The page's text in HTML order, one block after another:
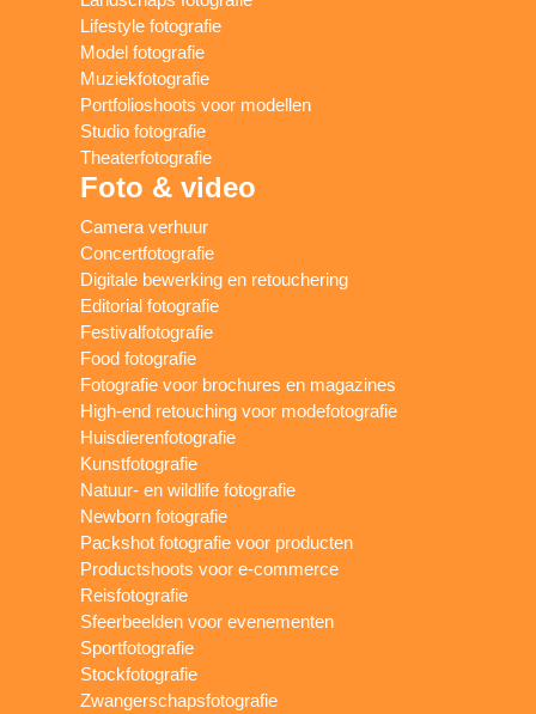
Lifestyle fotografie
Model fotografie
Muziekfotografie
Portfolioshoots voor modellen
Studio fotografie
Theaterfotografie
Foto & video
Camera verhuur
Concertfotografie
Digitale bewerking en retouchering
Editorial fotografie
Festivalfotografie
Food fotografie
Fotografie voor brochures en magazines
High-end retouching voor modefotografie
Huisdierenfotografie
Kunstfotografie
Natuur- en wildlife fotografie
Newborn fotografie
Packshot fotografie voor producten
Productshoots voor e-commerce
Reisfotografie
Sfeerbeelden voor evenementen
Sportfotografie
Stockfotografie
Zwangerschapsfotografie